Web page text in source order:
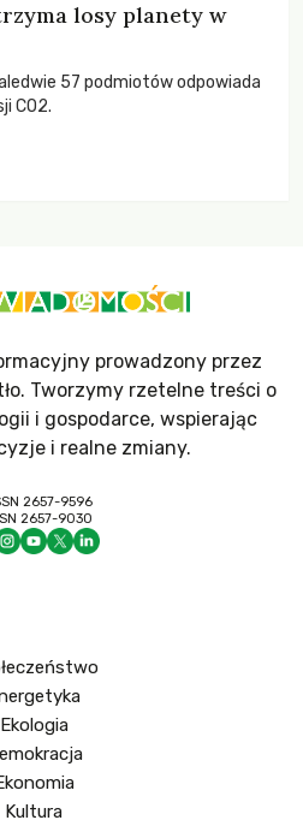
losy planety w
57 podmiotów odpowiada
CO2.
prowadzony przez
Tworzymy rzetelne treści o
i gospodarce, wspierając
i realne zmiany.
2657-9596
2657-9030
Ekologia
Kultura